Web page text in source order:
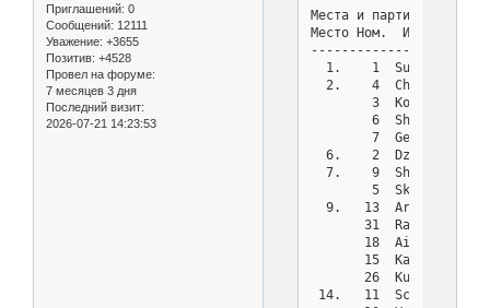
Приглашений: 0
Сообщений: 12111
Уважение: +3655
Позитив: +4528
Провел на форуме:
7 месяцев 3 дня
Последний визит:
2026-07-21 14:23:53
Места и партии после
Место Ном.  Имя
1.    1  Surov
2.    4  Chesnokov
3  Kovalenko
6
7  Geranichev
6.    2  Dzantiev
7.    9
5  Skomorohov
9.   13  Artemov
31  Razmolodin
18  Aistova
15  Katasonov
26  Kuznetsov
14.   11  Schumsky